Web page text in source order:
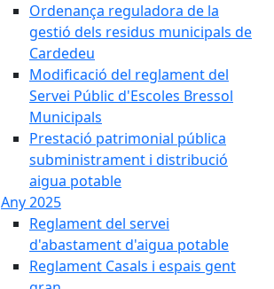
Ordenança reguladora de la
gestió dels residus municipals de
Cardedeu
Modificació del reglament del
Servei Públic d'Escoles Bressol
Municipals
Prestació patrimonial pública
subministrament i distribució
aigua potable
Any 2025
Reglament del servei
d'abastament d'aigua potable
Reglament Casals i espais gent